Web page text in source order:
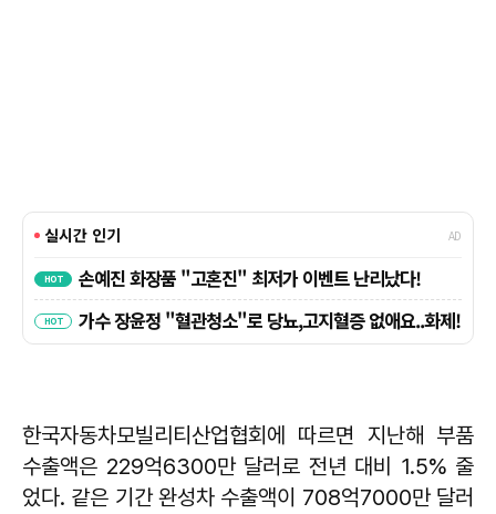
한국자동차모빌리티산업협회에 따르면 지난해 부품
수출액은 229억6300만 달러로 전년 대비 1.5% 줄
었다. 같은 기간 완성차 수출액이 708억7000만 달러